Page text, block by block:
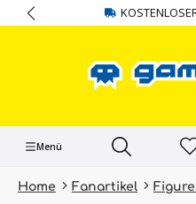
springen
Menü
Home Fanartikel